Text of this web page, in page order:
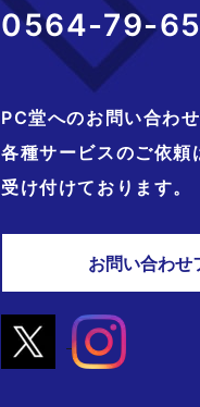
0564-79-
PC堂へのお問い合わせ
各種サービスのご依頼
受け付けております。
お問い合わせ